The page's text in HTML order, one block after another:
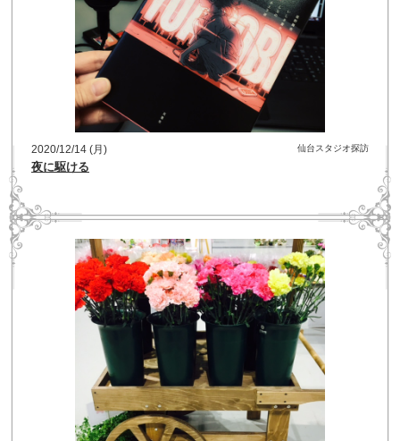
2020/12/14 (月) 仙台スタジオ探訪
夜に駆ける